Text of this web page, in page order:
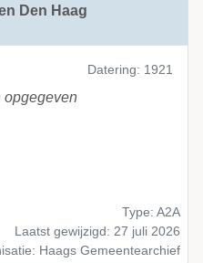
Den Haag
Datering: 1921
opgegeven
Type: A2A
Laatst gewijzigd: 27 juli 2026
Haags Gemeentearchief